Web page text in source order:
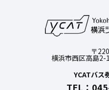
〒
横浜市西区高島2-
YCATバス
TEL：